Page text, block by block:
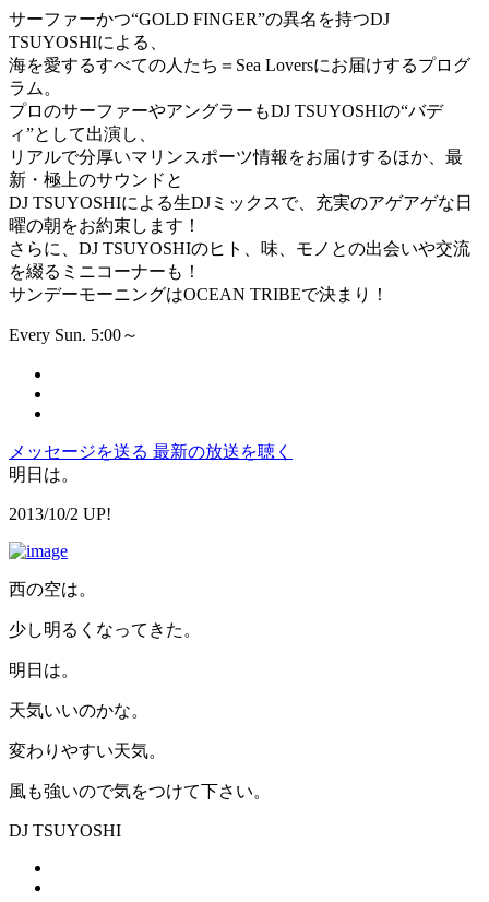
サーファーかつ“GOLD FINGER”の異名を持つDJ
TSUYOSHIによる、
海を愛するすべての人たち＝Sea Loversにお届けするプログ
ラム。
プロのサーファーやアングラーもDJ TSUYOSHIの“バデ
ィ”として出演し、
リアルで分厚いマリンスポーツ情報をお届けするほか、最
新・極上のサウンドと
DJ TSUYOSHIによる生DJミックスで、充実のアゲアゲな日
曜の朝をお約束します！
さらに、DJ TSUYOSHIのヒト、味、モノとの出会いや交流
を綴るミニコーナーも！
サンデーモーニングはOCEAN TRIBEで決まり！
Every Sun. 5:00～
メッセージを送る 最新の放送を聴く
明日は。
2013/10/2 UP!
西の空は。
少し明るくなってきた。
明日は。
天気いいのかな。
変わりやすい天気。
風も強いので気をつけて下さい。
DJ TSUYOSHI